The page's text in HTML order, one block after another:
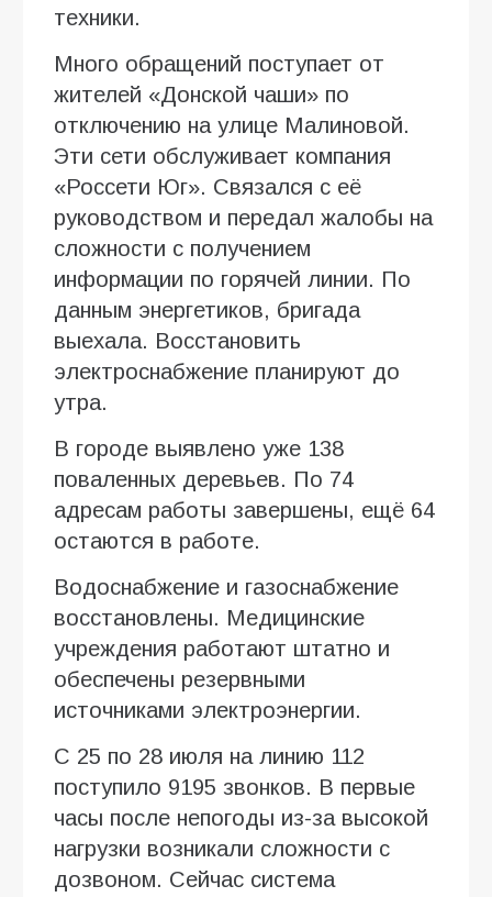
техники.
Много обращений поступает от
жителей «Донской чаши» по
отключению на улице Малиновой.
Эти сети обслуживает компания
«Россети Юг». Связался с её
руководством и передал жалобы на
сложности с получением
информации по горячей линии. По
данным энергетиков, бригада
выехала. Восстановить
электроснабжение планируют до
утра.
В городе выявлено уже 138
поваленных деревьев. По 74
адресам работы завершены, ещё 64
остаются в работе.
Водоснабжение и газоснабжение
восстановлены. Медицинские
учреждения работают штатно и
обеспечены резервными
источниками электроэнергии.
С 25 по 28 июля на линию 112
поступило 9195 звонков. В первые
часы после непогоды из-за высокой
нагрузки возникали сложности с
дозвоном. Сейчас система